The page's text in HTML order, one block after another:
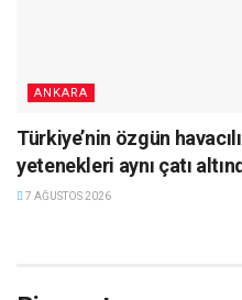
ANKARA
Türkiye’nin özgün
yetenekleri aynı çatı
7 AĞUSTOS 2026